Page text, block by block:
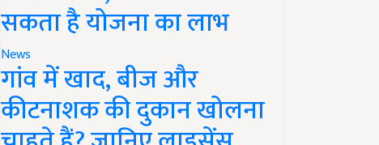
सकता है योजना का लाभ
News
गांव में खाद, बीज और
कीटनाशक की दुकान खोलना